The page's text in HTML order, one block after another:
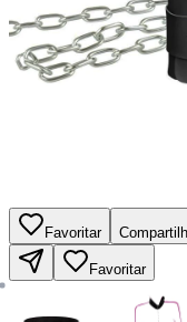
Favoritar
Favoritar